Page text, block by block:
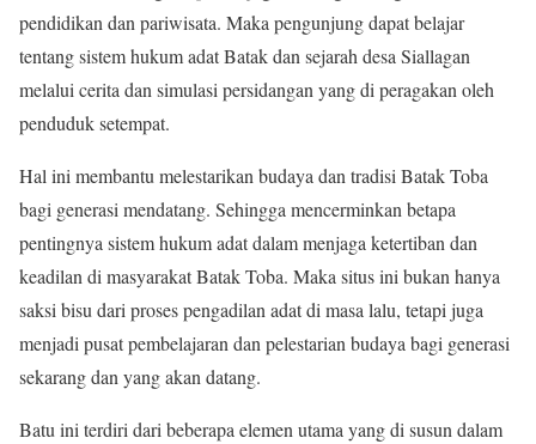
pendidikan dan pariwisata. Maka pengunjung dapat belajar
tentang sistem hukum adat Batak dan sejarah desa Siallagan
melalui cerita dan simulasi persidangan yang di peragakan oleh
penduduk setempat.
Hal ini membantu melestarikan budaya dan tradisi Batak Toba
bagi generasi mendatang. Sehingga mencerminkan betapa
pentingnya sistem hukum adat dalam menjaga ketertiban dan
keadilan di masyarakat Batak Toba. Maka situs ini bukan hanya
saksi bisu dari proses pengadilan adat di masa lalu, tetapi juga
menjadi pusat pembelajaran dan pelestarian budaya bagi generasi
sekarang dan yang akan datang.
Batu ini terdiri dari beberapa elemen utama yang di susun dalam